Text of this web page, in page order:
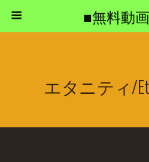
■無料動
エタニティ/